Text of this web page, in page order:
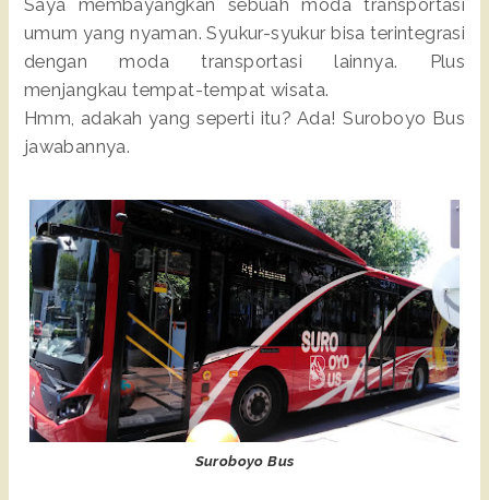
Saya membayangkan sebuah moda transportasi
umum yang nyaman. Syukur-syukur bisa terintegrasi
dengan moda transportasi lainnya. Plus
menjangkau tempat-tempat wisata.
Hmm, adakah yang seperti itu? Ada! Suroboyo Bus
jawabannya.
Suroboyo Bus